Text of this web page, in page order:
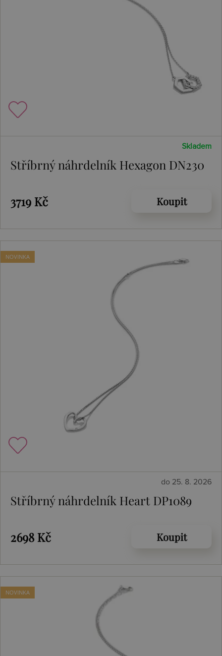
Skladem
Stříbrný náhrdelník Hexagon DN230
3719 Kč Koupit
NOVINKA
do 25. 8. 2026
Stříbrný náhrdelník Heart DP1089
2698 Kč Koupit
NOVINKA